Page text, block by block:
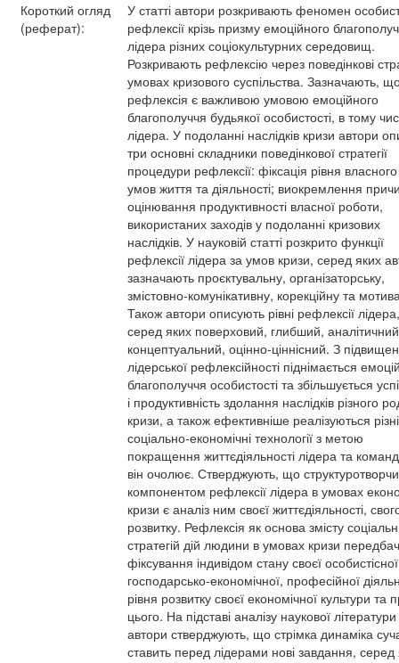
Короткий огляд
(реферат):
У статті автори розкривають феномен
рефлексії крізь призму емоційного
лідера різних соціокультурних середовищ.
Розкривають рефлексію через поведінкові
умовах кризового суспільства. Зазначають,
рефлексія є важливою умовою емоційного
благополуччя будьякої особистості, в тому
лідера. У подоланні наслідків кризи автори
три основні складники поведінкової стратегії
процедури рефлексії: фіксація рівня
умов життя та діяльності; виокремлення
оцінювання продуктивності власної роботи,
використаних заходів у подоланні кризових
наслідків. У науковій статті розкрито функції
рефлексії лідера за умов кризи, серед яких
зазначають проєктувальну, організаторську,
змістовно-комунікативну, корекційну та
Також автори описують рівні рефлексії лідера,
серед яких поверховий, глибший,
концептуальний, оцінно-ціннісний. З
лідерської рефлексійності піднімається
благополуччя особистості та збільшується
і продуктивність здолання наслідків різного
кризи, а також ефективніше реалізуються різні
соціально-економічні технології з метою
покращення життєдіяльності лідера та
він очолює. Стверджують, що
компонентом рефлексії лідера в умовах
кризи є аналіз ним своєї життєдіяльності,
розвитку. Рефлексія як основа змісту
стратегій дій людини в умовах кризи
фіксування індивідом стану своєї
господарсько-економічної, професійної
рівня розвитку своєї економічної культури та
цього. На підставі аналізу наукової літератури
автори стверджують, що стрімка динаміка
ставить перед лідерами нові завдання, серед